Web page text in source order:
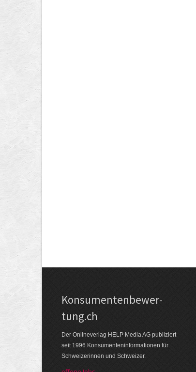
Kon­su­menten­be­wer­
tung.ch
Der Online­verlag HELP Media AG publi­ziert
seit 1996 Kon­su­menten­infor­mationen für
Schwei­zerinnen und Schweizer.